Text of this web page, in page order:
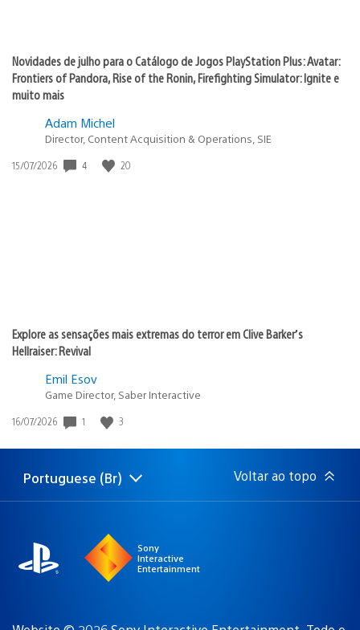
Novidades de julho para o Catálogo de Jogos PlayStation Plus: Avatar:
Frontiers of Pandora, Rise of the Ronin, Firefighting Simulator: Ignite e
muito mais
Adam Michel
Director, Content Acquisition & Operations, SIE
Data
15/07/2026 4 20
Explore as sensações mais extremas do terror em Clive Barker’s
Hellraiser: Revival
Emil Esov
Game Director, Saber Interactive
Data
publicação:
16/07/2026 1 3
Selecione
Região
Portuguese (Br) Voltar ao topo
Sony
Interactive
Entertainment